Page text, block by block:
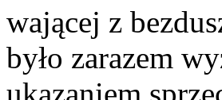
wającej z
było zarazem